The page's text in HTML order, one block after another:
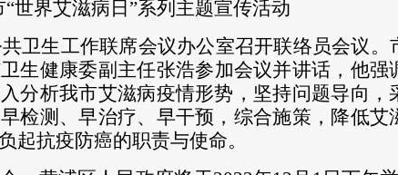
世界艾滋病日”系列主题宣传活动
共卫生工作联席会议办公室召开联络员会议。
生健康委副 主任张浩参加会议并讲话，他强
分析我市艾滋病疫情形势，坚持问题导向，
检测、早治疗、早干预，综合施策，降低艾
起抗疫防癌的职责与使命。